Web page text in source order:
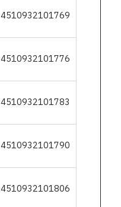
4510932101769
4510932101776
4510932101783
4510932101790
4510932101806